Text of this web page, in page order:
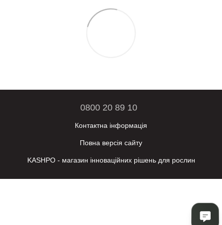
0800 20 89 10
Контактна інформація
Повна версія сайту
KASHPO - магазин інноваційних рішень для рослин